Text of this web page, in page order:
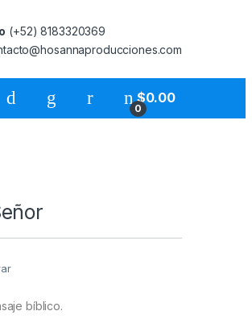
(+52) 8183320369
0
$0.00
bíblico.